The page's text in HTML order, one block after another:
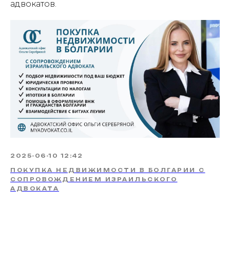
адвокатов.
2025-06-10 12:42
ПОКУПКА НЕДВИЖИМОСТИ В БОЛГАРИИ С
СОПРОВОЖДЕНИЕМ ИЗРАИЛЬСКОГО
АДВОКАТА